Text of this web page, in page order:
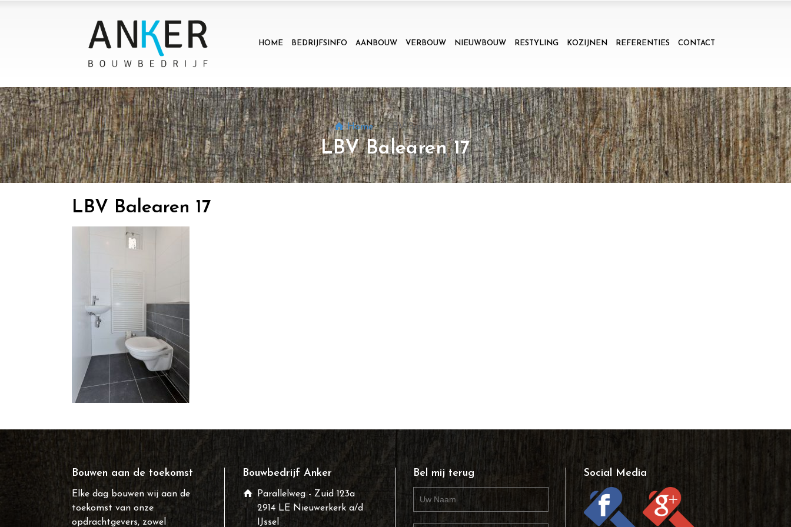
HOME BEDRIJFSINFO AANBOUW VERBOUW NIEUWBOUW RESTYLING KOZIJNEN REFERENTIES CONTACT
Home LBV Balearen 17
LBV Balearen 17
LBV Balearen 17
Bouwen aan de toekomst
Elke dag bouwen wij aan de
toekomst van onze
opdrachtgevers, zowel
Bouwbedrijf Anker
Parallelweg - Zuid 123a
2914 LE Nieuwerkerk a/d
IJssel
Bel mij terug Social Media